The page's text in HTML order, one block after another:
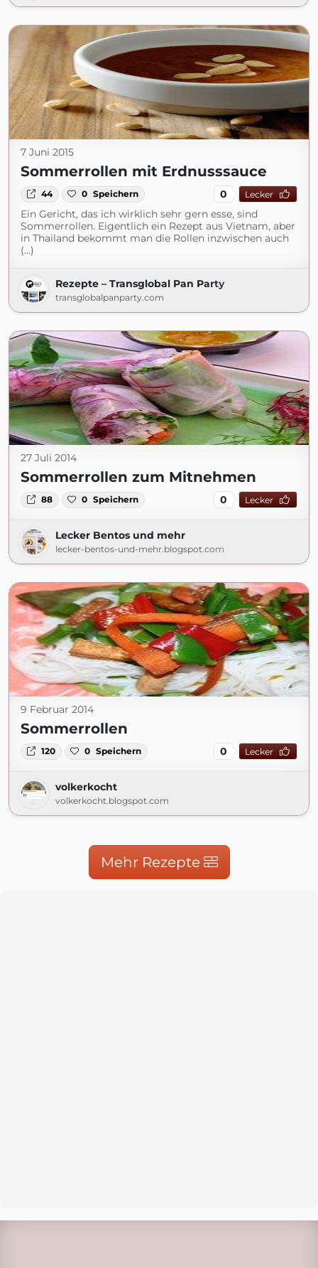
7 Juni 2015
Sommerrollen mit Erdnusssauce
44 0 Speichern 0 Lecker
Ein Gericht, das ich wirklich sehr gern esse, sind
Sommerrollen. Eigentlich ein Rezept aus Vietnam, aber
in Thailand bekommt man die Rollen inzwischen auch
(...)
Rezepte – Transglobal Pan Party
transglobalpanparty.com
27 Juli 2014
Sommerrollen zum Mitnehmen
88 0 Speichern 0 Lecker
Lecker Bentos und mehr
lecker-bentos-und-mehr.blogspot.com
9 Februar 2014
Sommerrollen
120 0 Speichern 0 Lecker
volkerkocht
volkerkocht.blogspot.com
Mehr Rezepte